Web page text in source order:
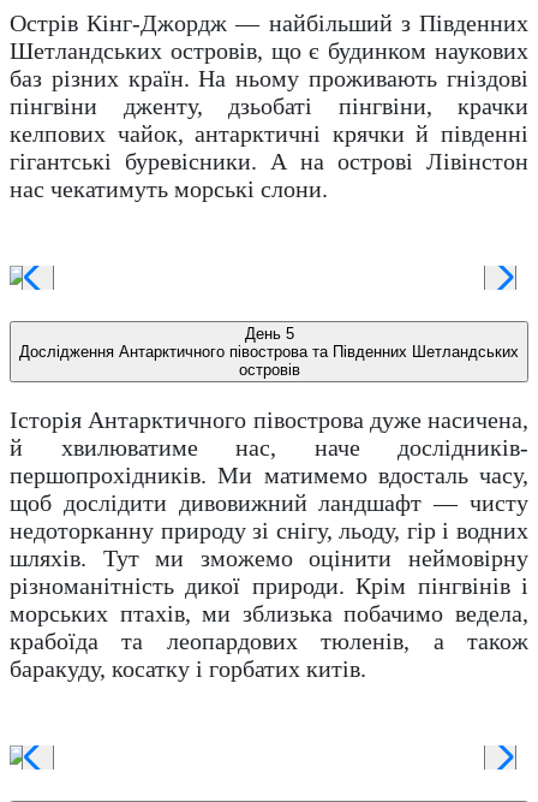
Острів Кінг-Джордж — найбільший з Південних
Шетландських островів, що є будинком наукових
баз різних країн. На ньому проживають гніздові
пінгвіни дженту, дзьобаті пінгвіни, крачки
келпових чайок, антарктичні крячки й південні
гігантські буревісники. А на острові Лівінстон
нас чекатимуть морські слони.
День 5
Дослідження Антарктичного півострова та Південних Шетландських
островів
Історія Антарктичного півострова дуже насичена,
й хвилюватиме нас, наче дослідників-
першопрохідників. Ми матимемо вдосталь часу,
щоб дослідити дивовижний ландшафт — чисту
недоторканну природу зі снігу, льоду, гір і водних
шляхів. Тут ми зможемо оцінити неймовірну
різноманітність дикої природи. Крім пінгвінів і
морських птахів, ми зблизька побачимо ведела,
крабоїда та леопардових тюленів, а також
баракуду, косатку і горбатих китів.